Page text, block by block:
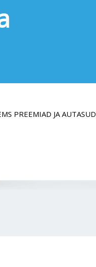
PREEMIAD JA AUTASUD